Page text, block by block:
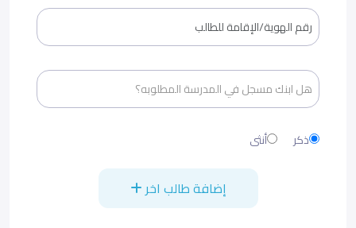
ذكر أنثى
إضافة طالب اخر